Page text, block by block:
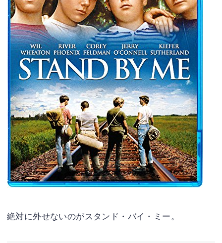
絶対に外せないのがスタンド・バイ・ミー。